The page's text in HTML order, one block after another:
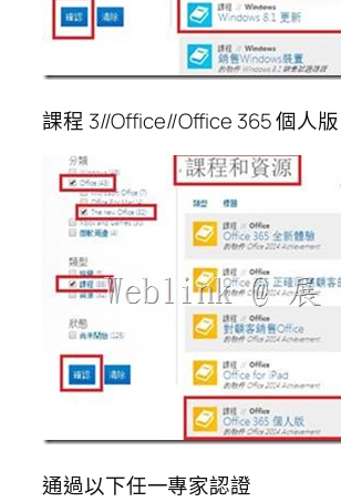
課程 3//Office//Office 365 個人版
通過以下任一專家認證